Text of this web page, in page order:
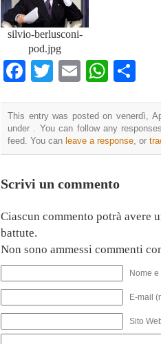
silvio-berlusconi-
pod.jpg
Facebook
TwitterEmail
This entry was posted on venerdì,
under . You can follow any
feed. You can leave a response, or
Scrivi un commento
Ciascun commento potrà avere
battute.
Non sono ammessi commenti
Nome
E-mail
Sito